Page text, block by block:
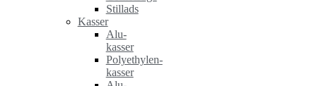
Stillads
Kasser
Alu-
kasser
Polyethylen-
kasser